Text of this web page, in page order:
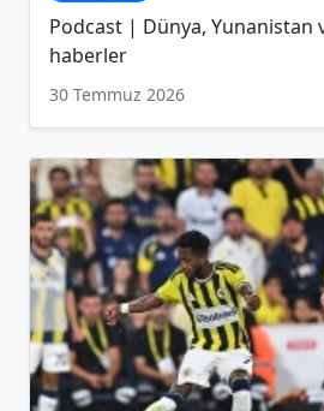
Podcast | Dünya, Yunanistan
haberler
30 Temmuz 2026